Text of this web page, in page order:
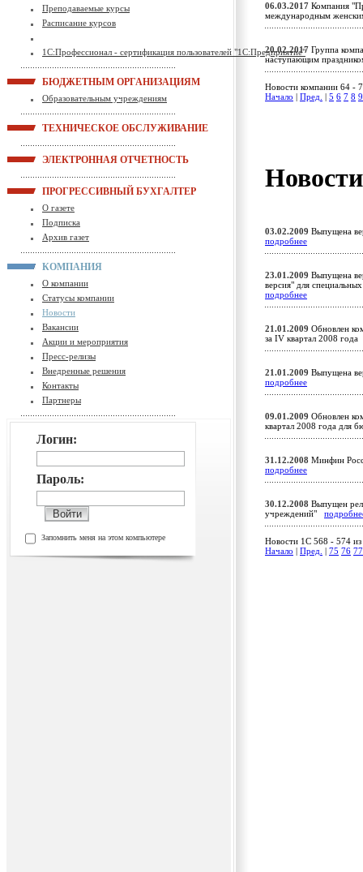
Преподаваемые курсы
Расписание курсов
1С:Профессионал - сертификация пользователей "1С:Предприятие"
БЮДЖЕТНЫМ ОРГАНИЗАЦИЯМ
Образовательным учреждениям
ТЕХНИЧЕСКОЕ ОБСЛУЖИВАНИЕ
ЭЛЕКТРОННАЯ ОТЧЕТНОСТЬ
ПРОГРЕССИВНЫЙ БУХГАЛТЕР
О газете
Подписка
Архив газет
КОМПАНИЯ
О компании
Статусы компании
Новости
Вакансии
Акции и мероприятия
Пресс-релизы
Внедренные решения
Контакты
Партнеры
Логин:
Пароль:
Запомнить меня на этом компьютере
06.03.2017 Компания
международным
20.02.2017 Группа
наступающим
Новости компании 64 -
Начало
Пред. 5 6 7 8 9
03.02.2009 Выпущена
подробнее
23.01.2009 Выпущена
версия" для
подробнее
21.01.2009 Обновлен
за IV квартал 2008
21.01.2009 Выпущена
подробнее
09.01.2009 Обновлен
квартал 2008 года для
31.12.2008 Минфин
подробнее
30.12.2008 Выпущен
учреждений"
Новости 1C 568 - 574
Начало
Пред. 75 76 77